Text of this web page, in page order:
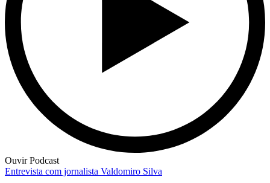
Ouvir Podcast
Entrevista com jornalista Valdomiro Silva